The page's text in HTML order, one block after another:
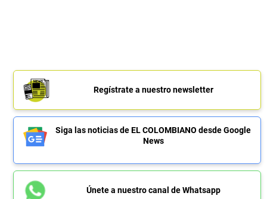
Regístrate a nuestro newsletter
Siga las noticias de EL COLOMBIANO desde Google
News
Únete a nuestro canal de Whatsapp